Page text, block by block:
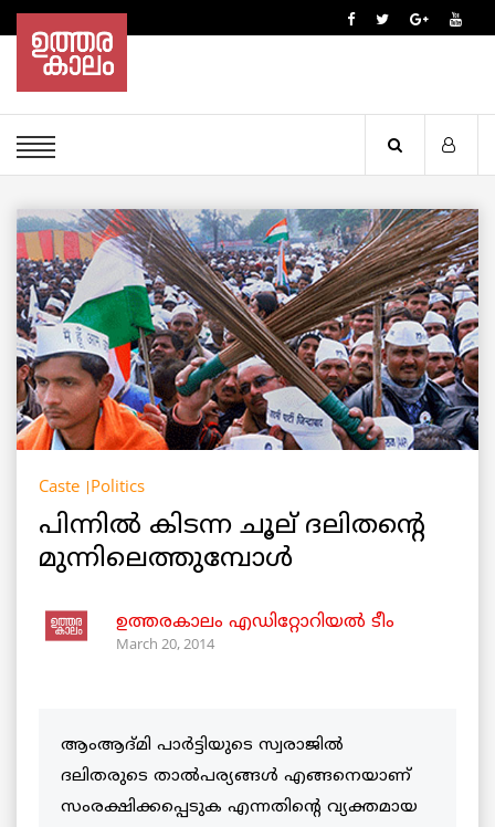
Caste Politics
പിന്നില്‍ കിടന്ന ചൂല് ദലിതന്റെ
മുന്നിലെത്തുമ്പോള്‍
ഉത്തരകാലം എഡിറ്റോറിയല്‍ ടീം
March 20, 2014
ആംആദ്മി പാര്‍ട്ടിയുടെ സ്വരാജില്‍
ദലിതരുടെ താല്‍പര്യങ്ങള്‍ എങ്ങനെയാണ്
സംരക്ഷിക്കപ്പെടുക എന്നതിന്റെ വ്യക്തമായ